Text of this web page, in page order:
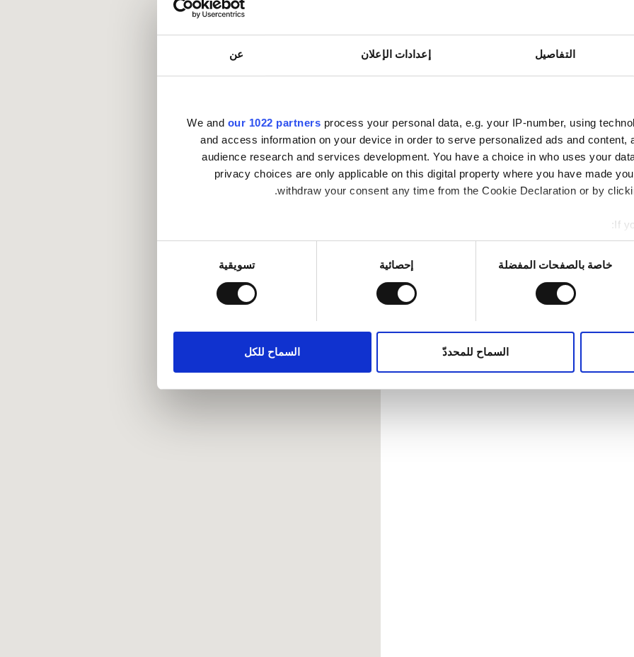
التفاصيل إعدادات الإعلان عن
We and our 1022 partners process your personal data, e.g. your IP-number, using
and access information on your device in order to serve personalized ads and content,
audience research and services development. You have a choice in who uses your
privacy choices are only applicable on this digital property where you have made
withdraw your consent any time from the Cookie Declaration or by
If
Collect information about your geographical location which can be accurate
Identify your device by actively scanning it for specific
Find out more about how your personal data is processed and set your
فنحن نشارك المعلومات حول استخدامك لموقعنا مع شركائنا من الشبكات الاجتماعية وشركاء
يمكنهم إضافة هذه المعلومات إلى معلومات أخرى تقدمها لهم أو معلومات أخرى يحصلون عليها من
خاصة بالصفحات المفضلة إحصائية تسويقية
السماح للمحددّ السماح للكل
حجز مبدئي